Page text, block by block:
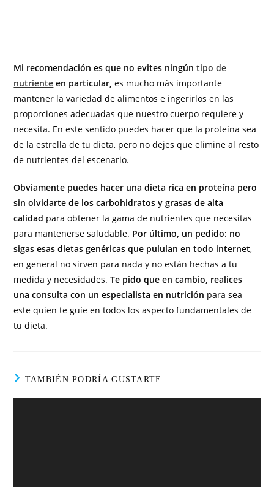
Mi recomendación es que no evites ningúntipo de
nutriente en particular,es mucho más importante
mantener la variedad de alimentos e ingerirlos en las
proporciones adecuadas que nuestro cuerpo requiere y
necesita. En este sentido puedes hacer que la proteína sea
de la estrella de tu dieta, pero no dejes que elimine al resto
de nutrientes del escenario.
Obviamente puedes hacer una dieta rica en proteína pero
sin olvidarte de los carbohidratos y grasas de alta
calidad para obtener la gama de nutrientes que necesitas
para mantenerse saludable. Por último, un pedido: no
sigas esas dietas genéricas que pululan en todo internet,
en general no sirven para nada y no están hechas a tu
medida y necesidades.Te pido que en cambio, realices
una consulta con un especialista en nutrición para sea
este quien te guíe en todos los aspecto fundamentales de
tu dieta.
TAMBIÉN PODRÍA GUSTARTE